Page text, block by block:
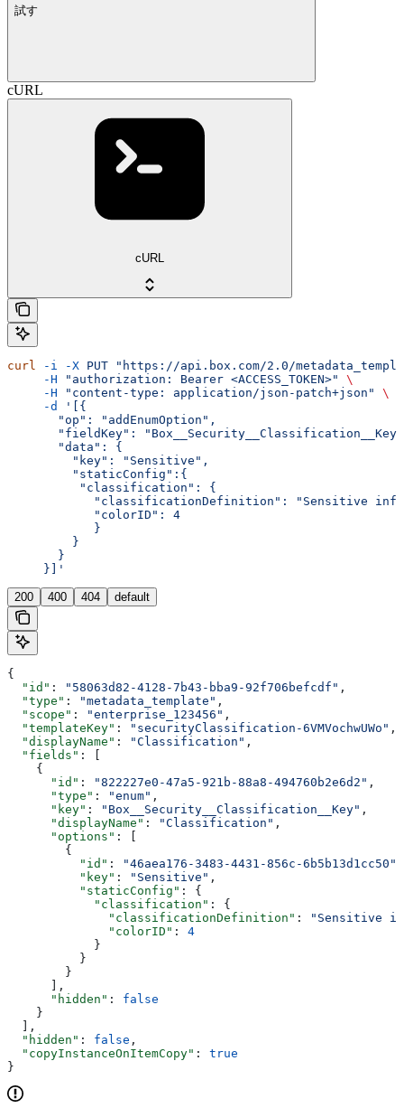
試す
cURL
cURL
curl -i -X PUT "https://api.box.com/2.0/
     -H
"authorization: Bearer <ACCESS_TOKEN>"
\
     -H
"content-type: application/json-patch+json"
\
     -d
'[{
       "op": "addEnumOption",
"fieldKey":
       "data": {
         "key": "Sensitive",
         "staticConfig":{
          "classification": {
"classificationDefinition": "Sensitive
            "colorID": 4
            }
         }
       }
     }]'
200 400 404 default
{
  "id"
: "58063d82-4128-7b43-bba9-92f706befcdf" ,
  "type"
: "metadata_template" ,
  "scope"
: "enterprise_123456" ,
  "templateKey"
: "securityClassification-6VMVochwUWo" ,
  "displayName"
: "Classification" ,
  "fields"
: [
    {
      "id"
: "822227e0-47a5-921b-88a8-494760b2e6d2" ,
      "type"
: "enum" ,
      "key"
: "Box__Security__Classification__Key" ,
      "displayName"
: "Classification" ,
      "options"
: [
        {
          "id"
: "46aea176-3483-4431-856c-6b5b13d1cc50"
          "key"
: "Sensitive" ,
          "staticConfig"
: {
            "classification"
: {
              "classificationDefinition"
:
"Sensitive
              "colorID"
: 4
            }
          }
        }
      ],
      "hidden"
: false
    }
  ],
  "hidden"
: false ,
  "copyInstanceOnItemCopy"
: true
}